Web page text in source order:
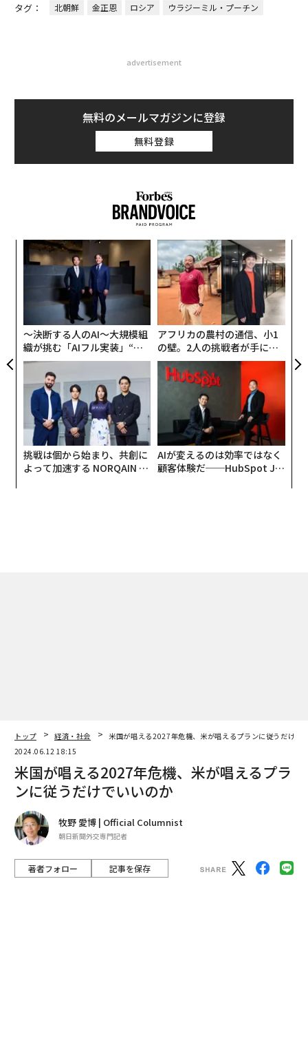
タグ： 北朝鮮 金正恩 ロシア ウラジーミル・プーチン
advertisement
無料のメールマガジンに登録
無料登録
〜決断する人のAI〜大規模組
織が挑む「AIフル実装」“使
う”企業から“動く”企業へ【N
TTドコモビジネス×PwC】
アフリカの農村の通信、小1
の壁。2人の挑戦者が手にし
た「次なる武器」
挑戦は個から始まり、共創に
よって加速する NORQAIN JA
AIが変えるのは効率ではなく
顧客体験だ──HubSpot Ja
トップ 経済・社会
米国が唱える2027年危機、米が唱えるプランに従うだけで
2024.06.12 18:15
米国が唱える2027年危機、米が唱えるプラ
ンに従うだけでいいのか
牧野 愛博 | Official Columnist
朝日新聞外交専門記者
著者フォロー 記事を保存